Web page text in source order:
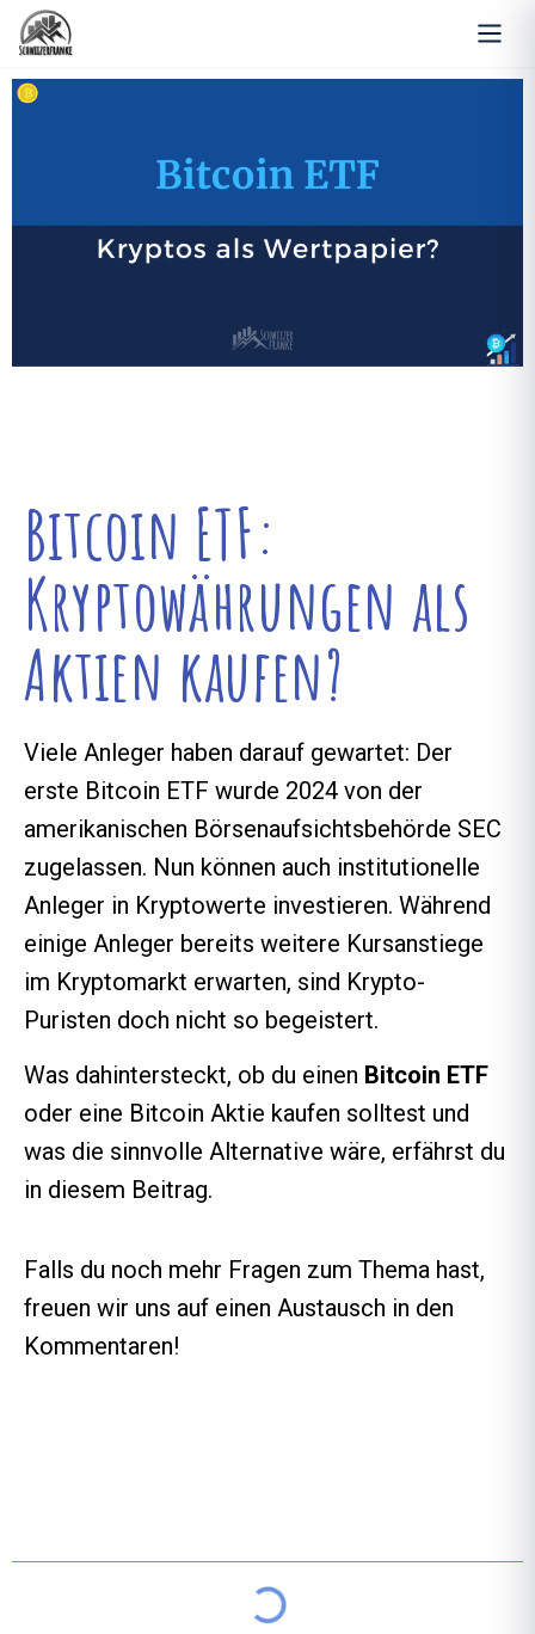
Bitcoin ETF:
Kryptowährungen als
Aktien kaufen?
Viele Anleger haben darauf gewartet: Der
erste Bitcoin ETF wurde 2024 von der
amerikanischen Börsenaufsichtsbehörde SEC
zugelassen. Nun können auch institutionelle
Anleger in Kryptowerte investieren. Während
einige Anleger bereits weitere Kursanstiege
im Kryptomarkt erwarten, sind Krypto-
Puristen doch nicht so begeistert.
Was dahintersteckt, ob du einen Bitcoin ETF
oder eine Bitcoin Aktie kaufen solltest und
was die sinnvolle Alternative wäre, erfährst du
in diesem Beitrag.
Falls du noch mehr Fragen zum Thema hast,
freuen wir uns auf einen Austausch in den
Kommentaren!